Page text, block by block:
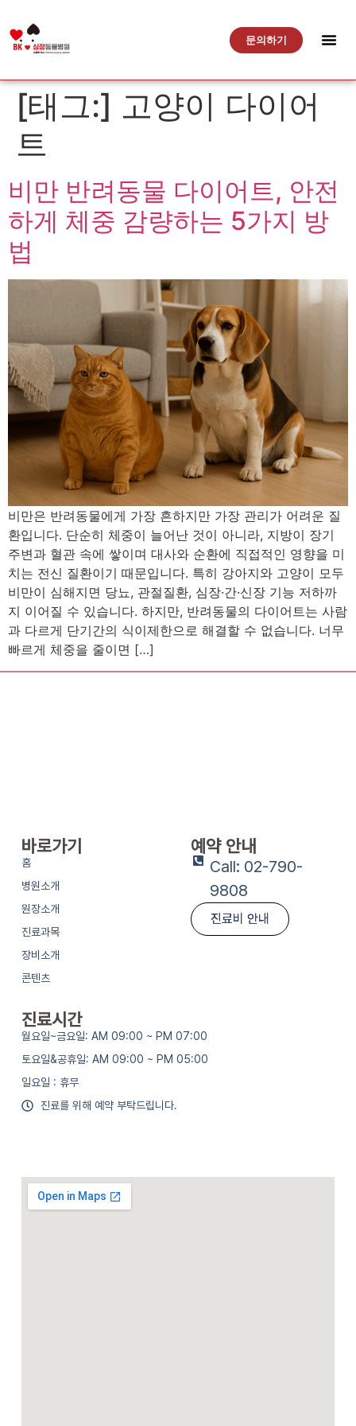
문의하기
[태그:] 고양이 다이어
트
비만 반려동물 다이어트, 안전
하게 체중 감량하는 5가지 방
법
비만은 반려동물에게 가장 흔하지만 가장 관리가 어려운 질
환입니다. 단순히 체중이 늘어난 것이 아니라, 지방이 장기
주변과 혈관 속에 쌓이며 대사와 순환에 직접적인 영향을 미
치는 전신 질환이기 때문입니다. 특히 강아지와 고양이 모두
비만이 심해지면 당뇨, 관절질환, 심장·간·신장 기능 저하까
지 이어질 수 있습니다. 하지만, 반려동물의 다이어트는 사람
과 다르게 단기간의 식이제한으로 해결할 수 없습니다. 너무
빠르게 체중을 줄이면 […]
바로가기
홈
병원소개
원장소개
진료과목
장비소개
콘텐츠
예약 안내
Call: 02-790-
9808
진료비 안내
진료시간
월요일~금요일: AM 09:00 ~ PM 07:00
토요일&공휴일: AM 09:00 ~ PM 05:00
일요일 : 휴무
진료를 위해 예약 부탁드립니다.